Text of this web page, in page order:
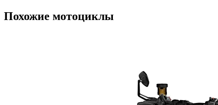
Похожие мотоциклы